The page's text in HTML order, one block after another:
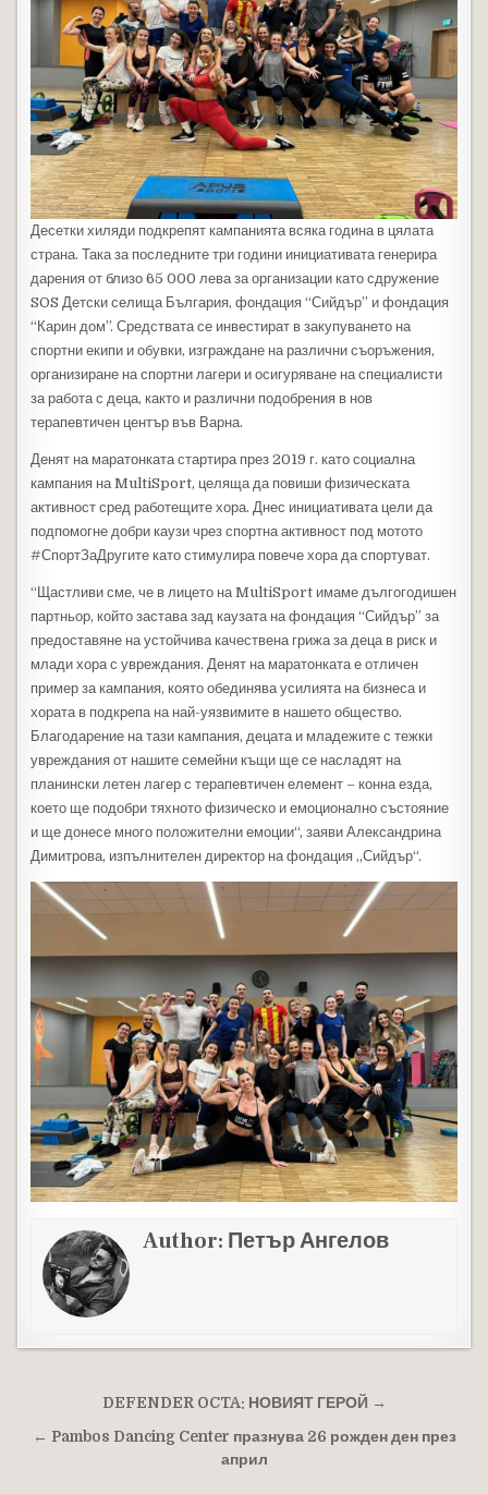
Десетки хиляди подкрепят кампанията всяка година в цялата
страна. Така за последните три години инициативата генерира
дарения от близо 65 000 лева за организации като сдружение
SOS Детски селища България, фондация “Сийдър” и фондация
“Карин дом”. Средствата се инвестират в закупуването на
спортни екипи и обувки, изграждане на различни съоръжения,
организиране на спортни лагери и осигуряване на специалисти
за работа с деца, както и различни подобрения в нов
терапевтичен център във Варна.
Денят на маратонката стартира през 2019 г. като социална
кампания на MultiSport, целяща да повиши физическата
активност сред работещите хора. Днес инициативата цели да
подпомогне добри каузи чрез спортна активност под мотото
#СпортЗаДругите като стимулира повече хора да спортуват.
“Щастливи сме, че в лицето на MultiSport имаме дългогодишен
партньор, който застава зад каузата на фондация “Сийдър” за
предоставяне на устойчива качествена грижа за деца в риск и
млади хора с увреждания. Денят на маратонката е отличен
пример за кампания, която обединява усилията на бизнеса и
хората в подкрепа на най-уязвимите в нашето общество.
Благодарение на тази кампания, децата и младежите с тежки
увреждания от нашите семейни къщи ще се насладят на
планински летен лагер с терапевтичен елемент – конна езда,
което ще подобри тяхното физическо и емоционално състояние
и ще донесе много положителни емоции“, заяви Александрина
Димитрова, изпълнителен директор на фондация „Сийдър“.
Author: Петър Ангелов
НавигацияDEFENDER OCTA: НОВИЯТ ГЕРОЙ →
← Pambos Dancing Center празнува 26 рожден ден през
април